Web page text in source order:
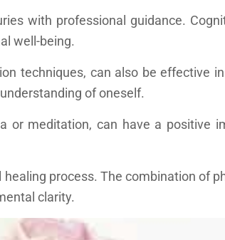
with professional guidance.
well-being.
techniques, can also be effective
of oneself.
or meditation, can have a positive
process. The combination of
clarity.